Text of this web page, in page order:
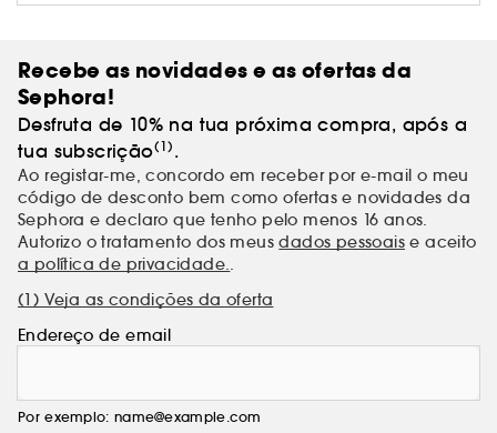
Recebe as novidades e as ofertas da
Sephora!
Desfruta de 10% na tua próxima compra, após a
tua subscrição(1) .
Ao registar-me, concordo em receber por e-mail o meu
código de desconto bem como ofertas e novidades da
Sephora e declaro que tenho pelo menos 16 anos.
Autorizo o tratamento dos meusdados pessoais e aceito
a política de privacidade..
(1) Veja as condições da oferta
Endereço de email
Por exemplo: name@example.com